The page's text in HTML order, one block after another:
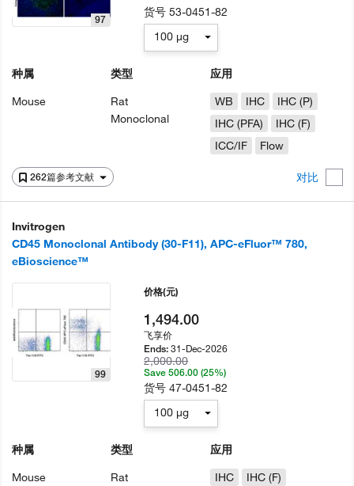
262篇参考文献 对比
97
种属
Mouse
类型
Rat
Monoclonal
应用
WB
IHC
IHC (P)
IHC (PFA)
IHC (F)
ICC/IF
Flow
货号53-0451-82
100 µg
Invitrogen
CD45 Monoclonal Antibody (30-F11), APC-eFluor™ 780,
eBioscience™
99
种属
Mouse
类型
Rat
应用
IHC
IHC (F)
价格(元)
1,494.00
飞享价
Ends:31-Dec-2026
2,000.00
Save 506.00 (25%)
货号47-0451-82
100 µg